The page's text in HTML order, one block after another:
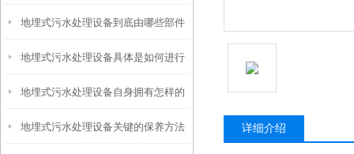
让“地下卫士”持续高效运转
地埋式污水处理设备到底由哪些部件
撑起？核心结构一文拆解
地埋式污水处理设备具体是如何进行
安装的呢？
地埋式污水处理设备自身拥有怎样的
特点呢？
地埋式污水处理设备关键的保养方法 详细介绍